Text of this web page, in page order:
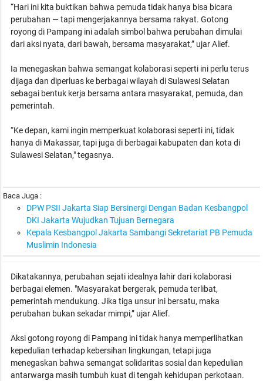
“Hari ini kita buktikan bahwa pemuda tidak hanya bisa bicara
perubahan — tapi mengerjakannya bersama rakyat. Gotong
royong di Pampang ini adalah simbol bahwa perubahan dimulai
dari aksi nyata, dari bawah, bersama masyarakat,” ujar Alief.
Ia menegaskan bahwa semangat kolaborasi seperti ini perlu terus
dijaga dan diperluas ke berbagai wilayah di Sulawesi Selatan
sebagai bentuk kerja bersama antara masyarakat, pemuda, dan
pemerintah.
“Ke depan, kami ingin memperkuat kolaborasi seperti ini, tidak
hanya di Makassar, tapi juga di berbagai kabupaten dan kota di
Sulawesi Selatan," tegasnya.
Baca Juga :
DPW PSII Jakarta Siap Bersinergi Dengan Badan Kesbangpol
DKI Jakarta Wujudkan Tujuan Bernegara
Kepala Kesbangpol Jakarta Sambangi Sekretariat PB Pemuda
Muslimin Indonesia
Dikatakannya, perubahan sejati idealnya lahir dari kolaborasi
berbagai elemen. "Masyarakat bergerak, pemuda terlibat,
pemerintah mendukung. Jika tiga unsur ini bersatu, maka
perubahan bukan sekadar mimpi,” ujar Alief.
Aksi gotong royong di Pampang ini tidak hanya memperlihatkan
kepedulian terhadap kebersihan lingkungan, tetapi juga
menegaskan bahwa semangat solidaritas sosial dan kepedulian
antarwarga masih tumbuh kuat di tengah kehidupan perkotaan.